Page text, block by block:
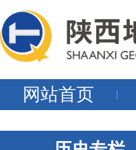
网站首页